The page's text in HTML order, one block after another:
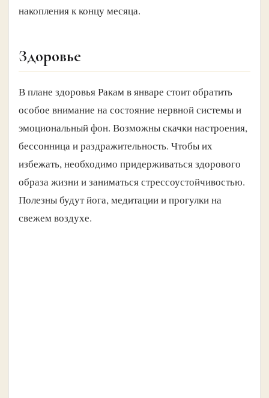
накопления к концу месяца.
Здоровье
В плане здоровья Ракам в январе стоит обратить
особое внимание на состояние нервной системы и
эмоциональный фон. Возможны скачки настроения,
бессонница и раздражительность. Чтобы их
избежать, необходимо придерживаться здорового
образа жизни и заниматься стрессоустойчивостью.
Полезны будут йога, медитации и прогулки на
свежем воздухе.